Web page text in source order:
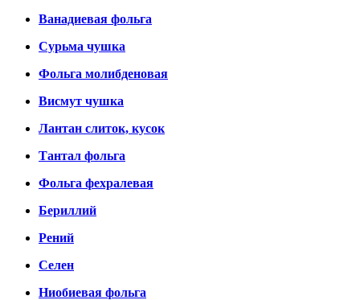
Ванадиевая фольга
Сурьма чушка
Фольга молибденовая
Висмут чушка
Лантан слиток, кусок
Тантал фольга
Фольга фехралевая
Бериллий
Рений
Селен
Ниобиевая фольга